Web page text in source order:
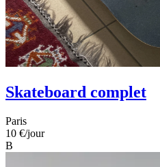
Skateboard complet
Paris
10 €/jour
B